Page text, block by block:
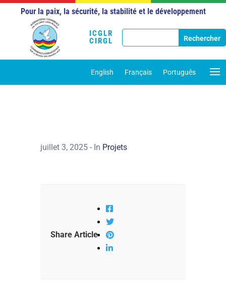
ICGLR
CIRGL
Pour la paix, la sécurité, la stabilité et le développement
English Français Português
juillet 3, 2025 - In Projets
Share Article